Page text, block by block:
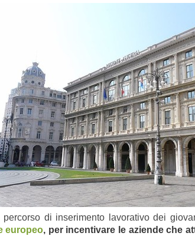
di inserimento lavorativo dei
europeo, per incentivare le aziende che